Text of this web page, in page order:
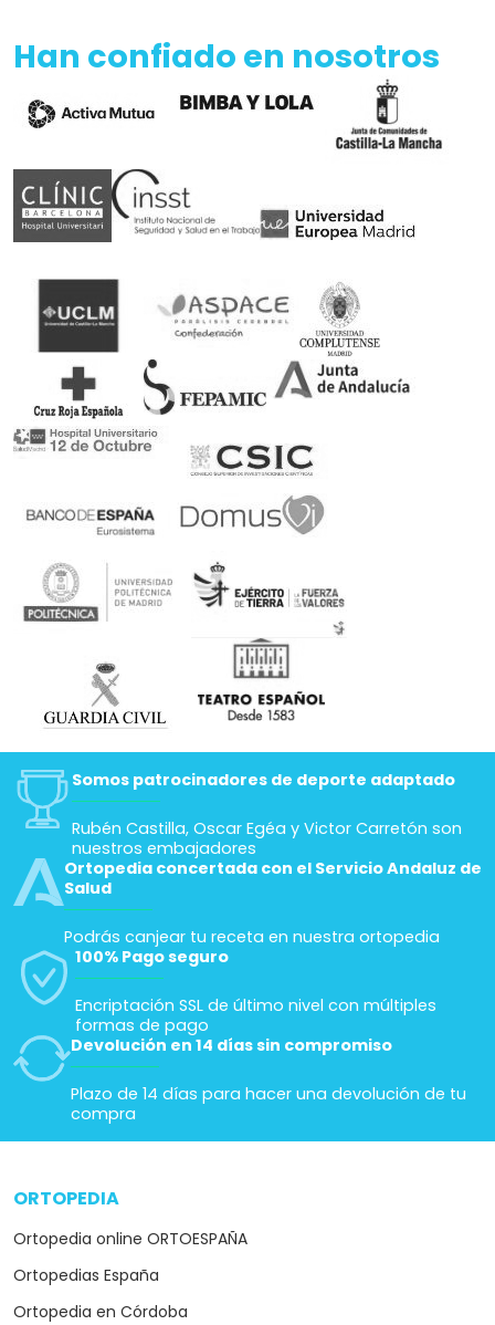
Han confiado en nosotros
Somos patrocinadores de deporte adaptado
Rubén Castilla, Oscar Egéa y Victor Carretón son
nuestros embajadores
Ortopedia concertada con el Servicio Andaluz de
Salud
Podrás canjear tu receta en nuestra ortopedia
100% Pago seguro
Encriptación SSL de último nivel con múltiples
formas de pago
Devolución en 14 días sin compromiso
Plazo de 14 días para hacer una devolución de tu
compra
ORTOPEDIA
Ortopedia online ORTOESPAÑA
Ortopedias España
Ortopedia en Córdoba